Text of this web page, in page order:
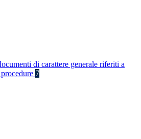
di carattere generale riferiti a
7